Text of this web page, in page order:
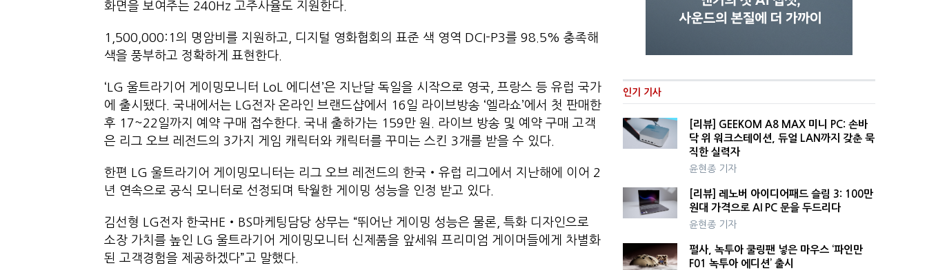
화면을 보여주는 240Hz 고주사율도 지원한다.
1,500,000:1의 명암비를 지원하고, 디지털 영화협회의 표준 색 영역 DCI-P3를 98.5% 충족해
색을 풍부하고 정확하게 표현한다.
‘LG 울트라기어 게이밍모니터 LoL 에디션’은 지난달 독일을 시작으로 영국, 프랑스 등 유럽 국가
에 출시됐다. 국내에서는 LG전자 온라인 브랜드샵에서 16일 라이브방송 ‘엘라쇼’에서 첫 판매한
후 17~22일까지 예약 구매 접수한다. 국내 출하가는 159만 원. 라이브 방송 및 예약 구매 고객
은 리그 오브 레전드의 3가지 게임 캐릭터와 캐릭터를 꾸미는 스킨 3개를 받을 수 있다.
한편 LG 울트라기어 게이밍모니터는 리그 오브 레전드의 한국‧유럽 리그에서 지난해에 이어 2
년 연속으로 공식 모니터로 선정되며 탁월한 게이밍 성능을 인정 받고 있다.
김선형 LG전자 한국HE‧BS마케팅담당 상무는 “뛰어난 게이밍 성능은 물론, 특화 디자인으로
소장 가치를 높인 LG 울트라기어 게이밍모니터 신제품을 앞세워 프리미엄 게이머들에게 차별화
된 고객경험을 제공하겠다”고 말했다.
인기 기사
[리뷰] GEEKOM A8 MAX 미니 PC: 손바
닥 위 워크스테이션, 듀얼 LAN까지 갖춘 묵
직한 실력자
윤현종 기자
[리뷰] 레노버 아이디어패드 슬림 3: 100만
원대 가격으로 AI PC 문을 두드리다
윤현종 기자
펄사, 녹투아 쿨링팬 넣은 마우스 ‘파인만
F01 녹투아 에디션’ 출시